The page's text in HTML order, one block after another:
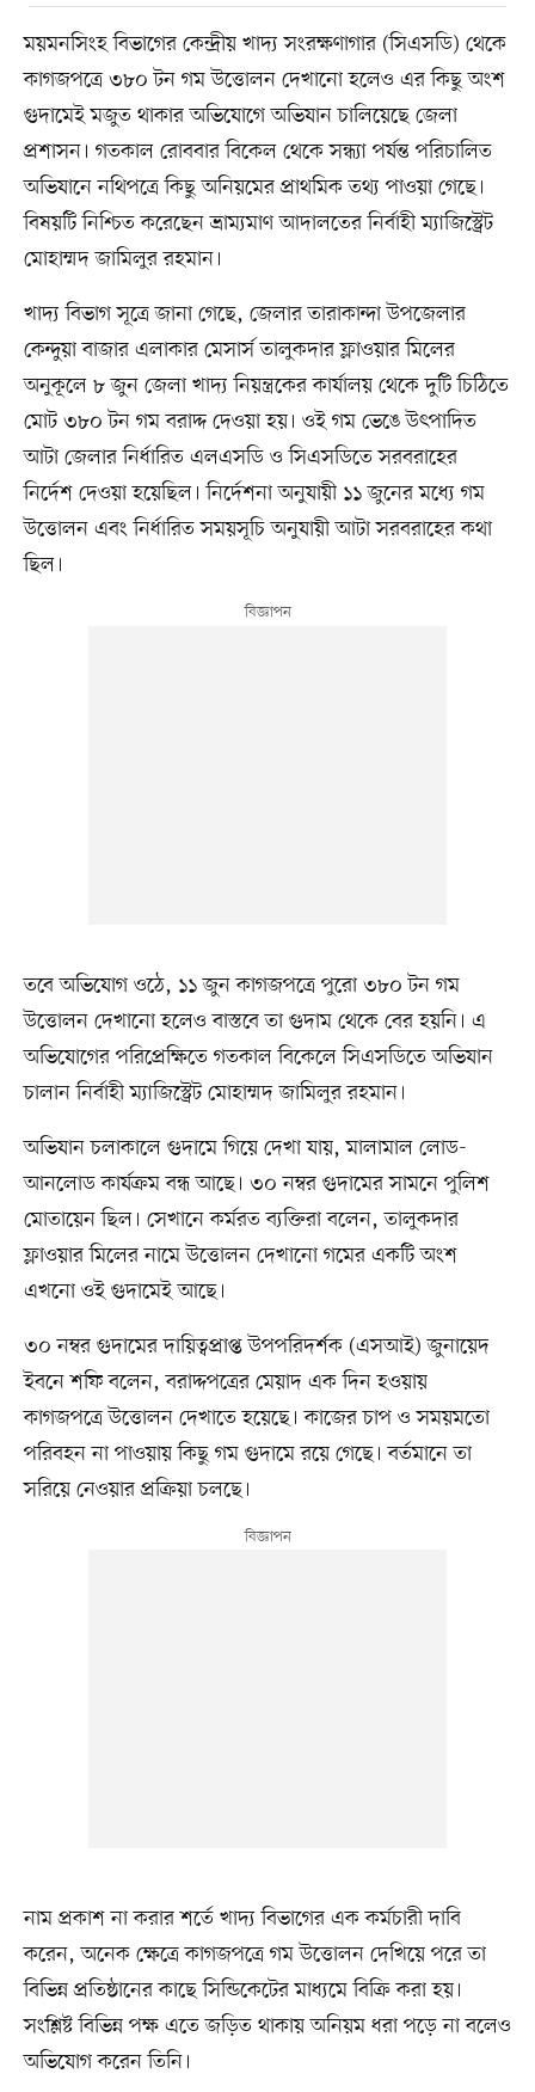
ময়মনসিংহ বিভাগের কেন্দ্রীয় খাদ্য সংরক্ষণাগার (সিএসডি) থেকে
কাগজপত্রে ৩৮০ টন গম উত্তোলন দেখানো হলেও এর কিছু অংশ
গুদামেই মজুত থাকার অভিযোগে অভিযান চালিয়েছে জেলা
প্রশাসন। গতকাল রোববার বিকেল থেকে সন্ধ্যা পর্যন্ত পরিচালিত
অভিযানে নথিপত্রে কিছু অনিয়মের প্রাথমিক তথ্য পাওয়া গেছে।
বিষয়টি নিশ্চিত করেছেন ভ্রাম্যমাণ আদালতের নির্বাহী ম্যাজিস্ট্রেট
মোহাম্মদ জামিলুর রহমান।
খাদ্য বিভাগ সূত্রে জানা গেছে, জেলার তারাকান্দা উপজেলার
কেন্দুয়া বাজার এলাকার মেসার্স তালুকদার ফ্লাওয়ার মিলের
অনুকূলে ৮ জুন জেলা খাদ্য নিয়ন্ত্রকের কার্যালয় থেকে দুটি চিঠিতে
মোট ৩৮০ টন গম বরাদ্দ দেওয়া হয়। ওই গম ভেঙে উৎপাদিত
আটা জেলার নির্ধারিত এলএসডি ও সিএসডিতে সরবরাহের
নির্দেশ দেওয়া হয়েছিল। নির্দেশনা অনুযায়ী ১১ জুনের মধ্যে গম
উত্তোলন এবং নির্ধারিত সময়সূচি অনুযায়ী আটা সরবরাহের কথা
ছিল।
তবে অভিযোগ ওঠে, ১১ জুন কাগজপত্রে পুরো ৩৮০ টন গম
উত্তোলন দেখানো হলেও বাস্তবে তা গুদাম থেকে বের হয়নি। এ
অভিযোগের পরিপ্রেক্ষিতে গতকাল বিকেলে সিএসডিতে অভিযান
চালান নির্বাহী ম্যাজিস্ট্রেট মোহাম্মদ জামিলুর রহমান।
অভিযান চলাকালে গুদামে গিয়ে দেখা যায়, মালামাল লোড-
আনলোড কার্যক্রম বন্ধ আছে। ৩০ নম্বর গুদামের সামনে পুলিশ
মোতায়েন ছিল। সেখানে কর্মরত ব্যক্তিরা বলেন, তালুকদার
ফ্লাওয়ার মিলের নামে উত্তোলন দেখানো গমের একটি অংশ
এখনো ওই গুদামেই আছে।
৩০ নম্বর গুদামের দায়িত্বপ্রাপ্ত উপপরিদর্শক (এসআই) জুনায়েদ
ইবনে শফি বলেন, বরাদ্দপত্রের মেয়াদ এক দিন হওয়ায়
কাগজপত্রে উত্তোলন দেখাতে হয়েছে। কাজের চাপ ও সময়মতো
পরিবহন না পাওয়ায় কিছু গম গুদামে রয়ে গেছে। বর্তমানে তা
সরিয়ে নেওয়ার প্রক্রিয়া চলছে।
নাম প্রকাশ না করার শর্তে খাদ্য বিভাগের এক কর্মচারী দাবি
করেন, অনেক ক্ষেত্রে কাগজপত্রে গম উত্তোলন দেখিয়ে পরে তা
বিভিন্ন প্রতিষ্ঠানের কাছে সিন্ডিকেটের মাধ্যমে বিক্রি করা হয়।
সংশ্লিষ্ট বিভিন্ন পক্ষ এতে জড়িত থাকায় অনিয়ম ধরা পড়ে না বলেও
অভিযোগ করেন তিনি।